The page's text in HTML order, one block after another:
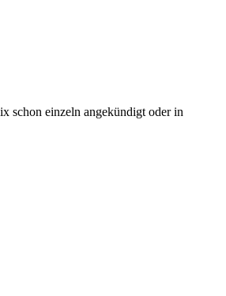
schon einzeln angekündigt oder in